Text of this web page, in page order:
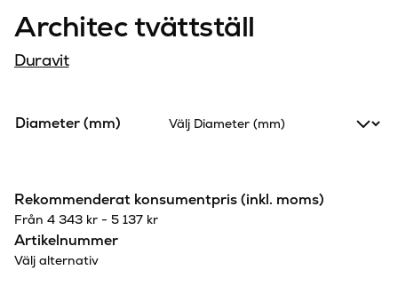
Architec tvättställ
Duravit
Diameter (mm)
Rekommenderat konsumentpris (inkl. moms)
Från 4 343 kr - 5 137 kr
Artikelnummer
Välj alternativ